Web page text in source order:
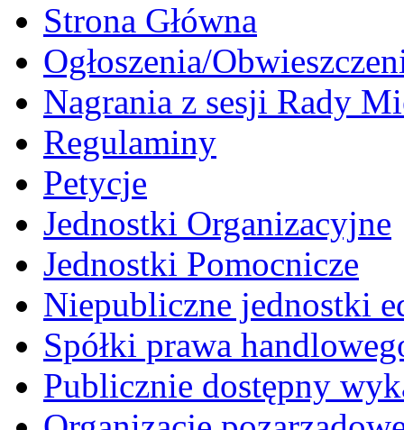
Strona Główna
Ogłoszenia/
Nagrania z sesji Rady
Regulaminy
Petycje
Jednostki Organizacyjne
Jednostki Pomocnicze
Niepubliczne jednostki
Spółki prawa
Publicznie dostępny